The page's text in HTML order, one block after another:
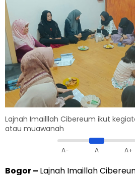
Lajnah Imailllah Cibereum ikut
atau muawanah
A- A A+
Bogor– Lajnah Imaillah